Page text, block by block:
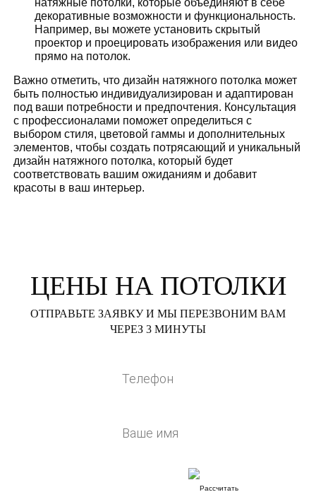
натяжные потолки, которые объединяют в себе
декоративные возможности и функциональность.
Например, вы можете установить скрытый
проектор и проецировать изображения или видео
прямо на потолок.
Важно отметить, что дизайн натяжного потолка может
быть полностью индивидуализирован и адаптирован
под ваши потребности и предпочтения. Консультация
с профессионалами поможет определиться с
выбором стиля, цветовой гаммы и дополнительных
элементов, чтобы создать потрясающий и уникальный
дизайн натяжного потолка, который будет
соответствовать вашим ожиданиям и добавит
красоты в ваш интерьер.
ЦЕНЫ НА ПОТОЛКИ
ОТПРАВЬТЕ ЗАЯВКУ И МЫ ПЕРЕЗВОНИМ ВАМ
ЧЕРЕЗ 3 МИНУТЫ